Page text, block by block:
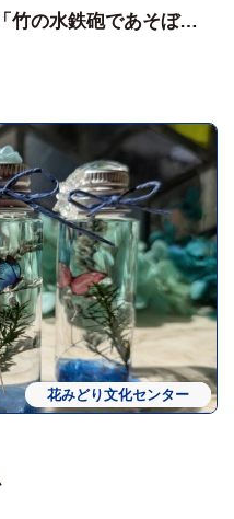
竹の水鉄砲であそぼ
体験会
ワークショップ
花みどり文化センター